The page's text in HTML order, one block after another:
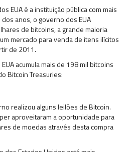
EUA é a instituição pública com mais
anos, o governo dos EUA
de bitcoins, a grande maioria
mercado para venda de itens ilícitos
de 2011.
acumula mais de 198 mil bitcoins
Bitcoin Treasuries:
realizou alguns leilões de Bitcoin.
aproveitaram a oportunidade para
de moedas através desta compra